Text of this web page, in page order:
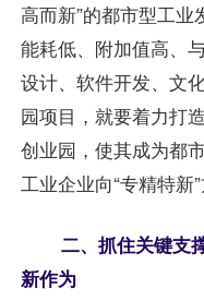
高而新”的都市型工业
能耗低、附加值高、
设计、软件开发、文
园项目，就要着力打
创业园，使其成为都
工业企业向“专精特新
二、抓住关键支
新作为